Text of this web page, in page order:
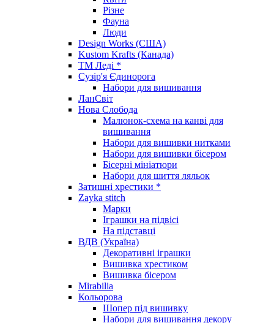
Різне
Фауна
Люди
Design Works (США)
Kustom Krafts (Канада)
ТМ Леді *
Сузір'я Єдинорога
Набори для вишивання
ЛанСвіт
Нова Слобода
Малюнок-схема на канві для
вишивання
Набори для вишивки нитками
Набори для вишивки бісером
Бісерні мініатюри
Набори для шиття ляльок
Затишні хрестики *
Zayka stitch
Марки
Іграшки на підвісі
На підставці
ВДВ (Україна)
Декоративні іграшки
Вишивка хрестиком
Вишивка бісером
Mirabilia
Кольорова
Шопер під вишивку
Набори для вишивання декору